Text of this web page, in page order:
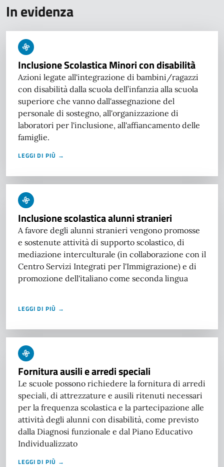
In evidenza
Inclusione Scolastica Minori con disabilità
Azioni legate all'integrazione di bambini/ragazzi
con disabilità dalla scuola dell’infanzia alla scuola
superiore che vanno dall'assegnazione del
personale di sostegno, all'organizzazione di
laboratori per l'inclusione, all'affiancamento delle
famiglie.
LEGGI DI PIÙ →
Inclusione scolastica alunni stranieri
A favore degli alunni stranieri vengono promosse
e sostenute attività di supporto scolastico, di
mediazione interculturale (in collaborazione con il
Centro Servizi Integrati per l'Immigrazione) e di
promozione dell'italiano come seconda lingua
LEGGI DI PIÙ →
Fornitura ausili e arredi speciali
Le scuole possono richiedere la fornitura di arredi
speciali, di attrezzature e ausili ritenuti necessari
per la frequenza scolastica e la partecipazione alle
attività degli alunni con disabilità, come previsto
dalla Diagnosi funzionale e dal Piano Educativo
Individualizzato
LEGGI DI PIÙ →